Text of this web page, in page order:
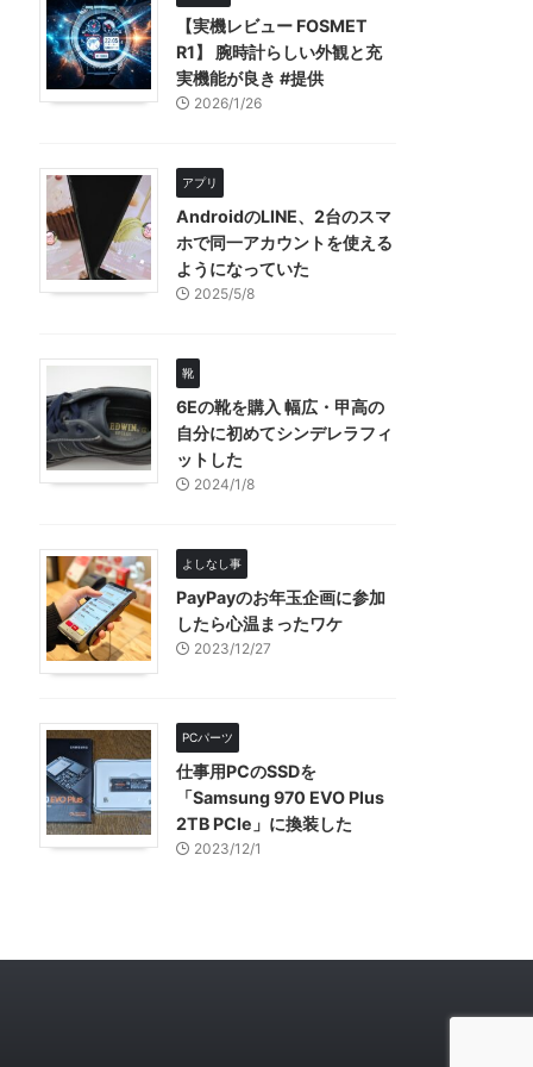
【実機レビュー FOSMET
R1】 腕時計らしい外観と充
実機能が良き #提供
2026/1/26
アプリ
AndroidのLINE、2台のスマ
ホで同一アカウントを使える
ようになっていた
2025/5/8
靴
6Eの靴を購入 幅広・甲高の
自分に初めてシンデレラフィ
ットした
2024/1/8
よしなし事
PayPayのお年玉企画に参加
したら心温まったワケ
2023/12/27
PCパーツ
仕事用PCのSSDを
「Samsung 970 EVO Plus
2TB PCIe」に換装した
2023/12/1